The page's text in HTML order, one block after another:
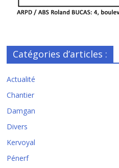
Catégories d’articles :
Actualité
Chantier
Damgan
Divers
Kervoyal
Pénerf